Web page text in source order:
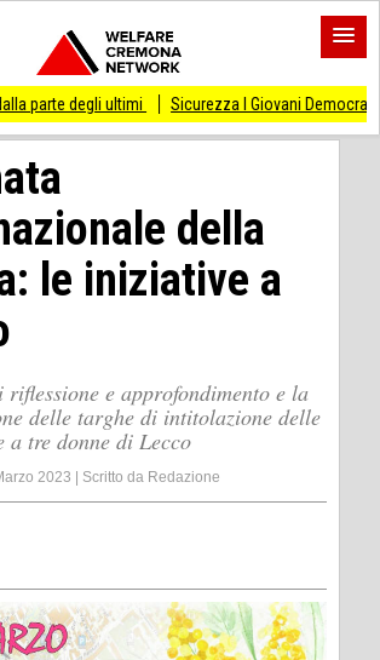
Sicurezza I Giovani Democratici ribattono ai
della
le iniziative a
e approfondimento e la
delle targhe di intitolazione delle
a tre donne di Lecco
2023 Scritto da Redazione